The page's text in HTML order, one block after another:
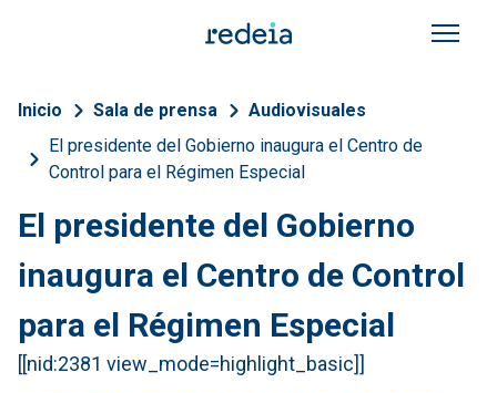
Sobrescribir enlaces de
Inicio Sala de prensa
Audiovisuales
El presidente del Gobierno inaugura el Centro de
Control para el Régimen Especial
El presidente del Gobierno
inaugura el Centro de Control
para el Régimen Especial
[[nid:2381 view_mode=highlight_basic]]